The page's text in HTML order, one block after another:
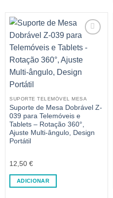
SUPORTE TELEMÓVEL MESA
Suporte de Mesa Dobrável Z-
039 para Telemóveis e
Tablets – Rotação 360°,
Ajuste Multi-ângulo, Design
Portátil
12,50 €
ADICIONAR